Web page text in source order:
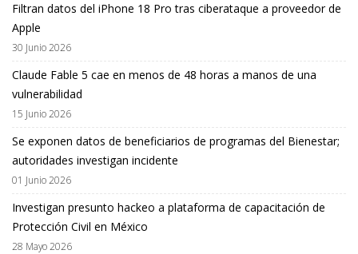
Filtran datos del iPhone 18 Pro tras ciberataque a proveedor de
Apple
30 Junio 2026
Claude Fable 5 cae en menos de 48 horas a manos de una
vulnerabilidad
15 Junio 2026
Se exponen datos de beneficiarios de programas del Bienestar;
autoridades investigan incidente
01 Junio 2026
Investigan presunto hackeo a plataforma de capacitación de
Protección Civil en México
28 Mayo 2026